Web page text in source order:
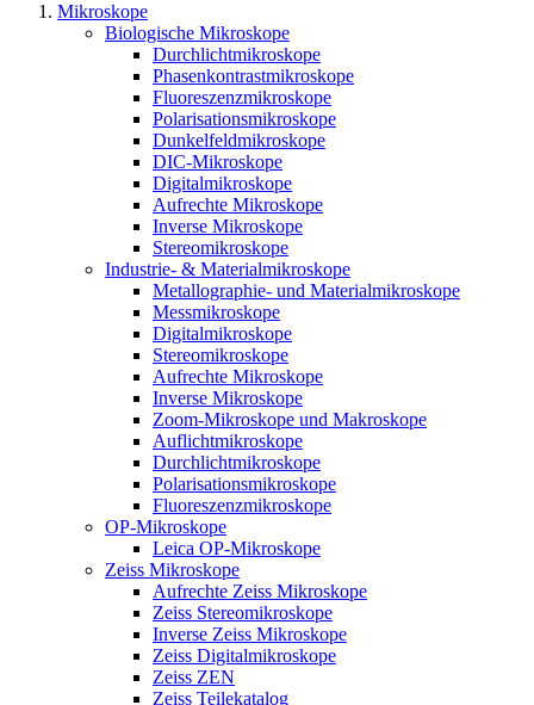
Mikroskope
Biologische Mikroskope
Durchlichtmikroskope
Phasenkontrastmikroskope
Fluoreszenzmikroskope
Polarisationsmikroskope
Dunkelfeldmikroskope
DIC-Mikroskope
Digitalmikroskope
Aufrechte Mikroskope
Inverse Mikroskope
Stereomikroskope
Industrie- & Materialmikroskope
Metallographie- und Materialmikroskope
Messmikroskope
Digitalmikroskope
Stereomikroskope
Aufrechte Mikroskope
Inverse Mikroskope
Zoom-Mikroskope und Makroskope
Auflichtmikroskope
Durchlichtmikroskope
Polarisationsmikroskope
Fluoreszenzmikroskope
OP-Mikroskope
Leica OP-Mikroskope
Zeiss Mikroskope
Aufrechte Zeiss Mikroskope
Zeiss Stereomikroskope
Inverse Zeiss Mikroskope
Zeiss Digitalmikroskope
Zeiss ZEN
Zeiss Teilekatalog